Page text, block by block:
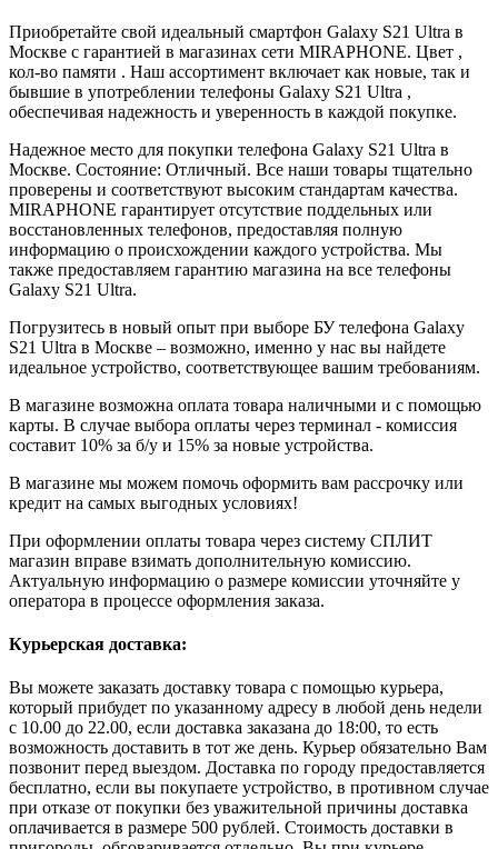
Приобретайте свой идеальный смартфон Galaxy S21 Ultra в
Москве с гарантией в магазинах сети MIRAPHONE. Цвет ,
кол-во памяти . Наш ассортимент включает как новые, так и
бывшие в употреблении телефоны Galaxy S21 Ultra ,
обеспечивая надежность и уверенность в каждой покупке.
Надежное место для покупки телефона Galaxy S21 Ultra в
Москве. Состояние: Отличный. Все наши товары тщательно
проверены и соответствуют высоким стандартам качества.
MIRAPHONE гарантирует отсутствие поддельных или
восстановленных телефонов, предоставляя полную
информацию о происхождении каждого устройства. Мы
также предоставляем гарантию магазина на все телефоны
Galaxy S21 Ultra.
Погрузитесь в новый опыт при выборе БУ телефона Galaxy
S21 Ultra в Москве – возможно, именно у нас вы найдете
идеальное устройство, соответствующее вашим требованиям.
В магазине возможна оплата товара наличными и с помощью
карты. В случае выбора оплаты через терминал - комиссия
составит 10% за б/у и 15% за новые устройства.
В магазине мы можем помочь оформить вам рассрочку или
кредит на самых выгодных условиях!
При оформлении оплаты товара через систему СПЛИТ
магазин вправе взимать дополнительную комиссию.
Актуальную информацию о размере комиссии уточняйте у
оператора в процессе оформления заказа.
Курьерская доставка:
Вы можете заказать доставку товара с помощью курьера,
который прибудет по указанному адресу в любой день недели
с 10.00 до 22.00, если доставка заказана до 18:00, то есть
возможность доставить в тот же день. Курьер обязательно Вам
позвонит перед выездом. Доставка по городу предоставляется
бесплатно, если вы покупаете устройство, в противном случае
при отказе от покупки без уважительной причины доставка
оплачивается в размере 500 рублей. Стоимость доставки в